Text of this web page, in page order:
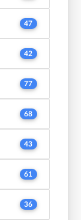
47
42
77
68
43
61
36